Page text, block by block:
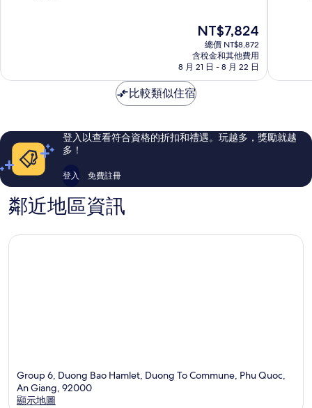
別
Phu
Quoc
了，
論
現
在
價
格
為
NT$7,824
總價 NT$8,872
含稅金和其他費用
8 月 21 日 - 8 月 22 日
了，
論
比較類似住宿
登入以查看符合資格的折扣和禮遇。玩越多，獎勵就越
多！
登入 免費註冊
鄰近地區資訊
Group 6, Duong Bao Hamlet, Duong To Commune, Phu Quoc,
An Giang, 92000
顯示地圖